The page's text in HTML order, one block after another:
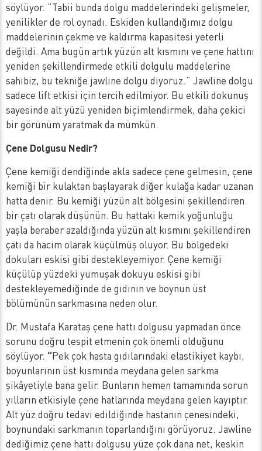
söylüyor. “Tabii bunda dolgu maddelerindeki gelişmeler,
yenilikler de rol oynadı. Eskiden kullandığımız dolgu
maddelerinin çekme ve kaldırma kapasitesi yeterli
değildi. Ama bugün artık yüzün alt kısmını ve çene hattını
yeniden şekillendirmede etkili dolgulu maddelerine
sahibiz, bu tekniğe jawline dolgu diyoruz.” Jawline dolgu
sadece lift etkisi için tercih edilmiyor. Bu etkili dokunuş
sayesinde alt yüzü yeniden biçimlendirmek, daha çekici
bir görünüm yaratmak da mümkün.
Çene Dolgusu Nedir?
Çene kemiği dendiğinde akla sadece çene gelmesin, çene
kemiği bir kulaktan başlayarak diğer kulağa kadar uzanan
hatta denir. Bu kemiği yüzün alt bölgesini şekillendiren
bir çatı olarak düşünün. Bu hattaki kemik yoğunluğu
yaşla beraber azaldığında yüzün alt kısmını şekillendiren
çatı da hacim olarak küçülmüş oluyor. Bu bölgedeki
dokuları eskisi gibi destekleyemiyor. Çene kemiği
küçülüp yüzdeki yumuşak dokuyu eskisi gibi
destekleyemediğinde de gıdının ve boynun üst
bölümünün sarkmasına neden olur.
Dr. Mustafa Karataş çene hattı dolgusu yapmadan önce
sorunu doğru tespit etmenin çok önemli olduğunu
söylüyor. “Pek çok hasta gıdılarındaki elastikiyet kaybı,
boyunlarının üst kısmında meydana gelen sarkma
şikâyetiyle bana gelir. Bunların hemen tamamında sorun
yılların etkisiyle çene hatlarında meydana gelen kayıptır.
Alt yüz doğru tedavi edildiğinde hastanın çenesindeki,
boynundaki sarkmanın toparlandığını görüyoruz. Jawline
dediğimiz çene hattı dolgusu yüze çok dana net, keskin